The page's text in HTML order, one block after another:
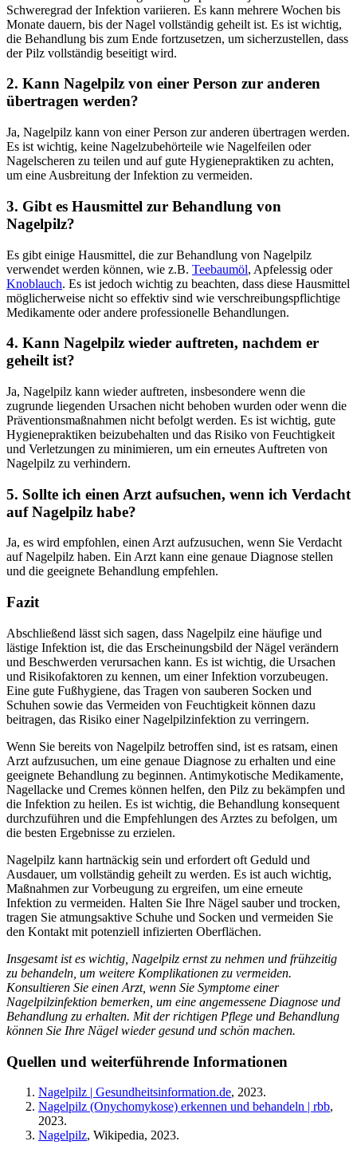
Schweregrad der Infektion variieren. Es kann mehrere Wochen bis
Monate dauern, bis der Nagel vollständig geheilt ist. Es ist wichtig,
die Behandlung bis zum Ende fortzusetzen, um sicherzustellen, dass
der Pilz vollständig beseitigt wird.
2. Kann Nagelpilz von einer Person zur anderen
übertragen werden?
Ja, Nagelpilz kann von einer Person zur anderen übertragen werden.
Es ist wichtig, keine Nagelzubehörteile wie Nagelfeilen oder
Nagelscheren zu teilen und auf gute Hygienepraktiken zu achten,
um eine Ausbreitung der Infektion zu vermeiden.
3. Gibt es Hausmittel zur Behandlung von
Nagelpilz?
Es gibt einige Hausmittel, die zur Behandlung von Nagelpilz
verwendet werden können, wie z.B. Teebaumöl, Apfelessig oder
Knoblauch. Es ist jedoch wichtig zu beachten, dass diese Hausmittel
möglicherweise nicht so effektiv sind wie verschreibungspflichtige
Medikamente oder andere professionelle Behandlungen.
4. Kann Nagelpilz wieder auftreten, nachdem er
geheilt ist?
Ja, Nagelpilz kann wieder auftreten, insbesondere wenn die
zugrunde liegenden Ursachen nicht behoben wurden oder wenn die
Präventionsmaßnahmen nicht befolgt werden. Es ist wichtig, gute
Hygienepraktiken beizubehalten und das Risiko von Feuchtigkeit
und Verletzungen zu minimieren, um ein erneutes Auftreten von
Nagelpilz zu verhindern.
5. Sollte ich einen Arzt aufsuchen, wenn ich Verdacht
auf Nagelpilz habe?
Ja, es wird empfohlen, einen Arzt aufzusuchen, wenn Sie Verdacht
auf Nagelpilz haben. Ein Arzt kann eine genaue Diagnose stellen
und die geeignete Behandlung empfehlen.
Fazit
Abschließend lässt sich sagen, dass Nagelpilz eine häufige und
lästige Infektion ist, die das Erscheinungsbild der Nägel verändern
und Beschwerden verursachen kann. Es ist wichtig, die Ursachen
und Risikofaktoren zu kennen, um einer Infektion vorzubeugen.
Eine gute Fußhygiene, das Tragen von sauberen Socken und
Schuhen sowie das Vermeiden von Feuchtigkeit können dazu
beitragen, das Risiko einer Nagelpilzinfektion zu verringern.
Wenn Sie bereits von Nagelpilz betroffen sind, ist es ratsam, einen
Arzt aufzusuchen, um eine genaue Diagnose zu erhalten und eine
geeignete Behandlung zu beginnen. Antimykotische Medikamente,
Nagellacke und Cremes können helfen, den Pilz zu bekämpfen und
die Infektion zu heilen. Es ist wichtig, die Behandlung konsequent
durchzuführen und die Empfehlungen des Arztes zu befolgen, um
die besten Ergebnisse zu erzielen.
Nagelpilz kann hartnäckig sein und erfordert oft Geduld und
Ausdauer, um vollständig geheilt zu werden. Es ist auch wichtig,
Maßnahmen zur Vorbeugung zu ergreifen, um eine erneute
Infektion zu vermeiden. Halten Sie Ihre Nägel sauber und trocken,
tragen Sie atmungsaktive Schuhe und Socken und vermeiden Sie
den Kontakt mit potenziell infizierten Oberflächen.
Insgesamt ist es wichtig, Nagelpilz ernst zu nehmen und frühzeitig
zu behandeln, um weitere Komplikationen zu vermeiden.
Konsultieren Sie einen Arzt, wenn Sie Symptome einer
Nagelpilzinfektion bemerken, um eine angemessene Diagnose und
Behandlung zu erhalten. Mit der richtigen Pflege und Behandlung
können Sie Ihre Nägel wieder gesund und schön machen.
Quellen und weiterführende Informationen
Nagelpilz | Gesundheitsinformation.de, 2023.
Nagelpilz (Onychomykose) erkennen und behandeln | rbb,
2023.
Nagelpilz, Wikipedia, 2023.